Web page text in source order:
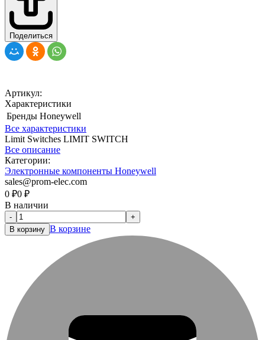
Поделиться
Артикул:
Характеристики
Бренды Honeywell
Все характеристики
Limit Switches LIMIT SWITCH
Все описание
Категории:
Электронные компоненты Honeywell
sales@prom-elec.com
0 ₽0 ₽
В наличии
-
+
В корзину В корзине